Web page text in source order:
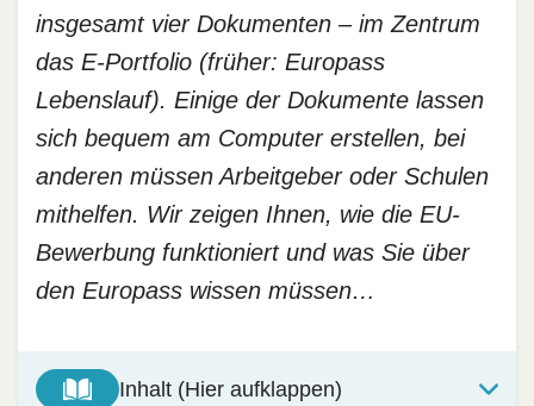
insgesamt vier Dokumenten – im Zentrum
das E-Portfolio (früher: Europass
Lebenslauf). Einige der Dokumente lassen
sich bequem am Computer erstellen, bei
anderen müssen Arbeitgeber oder Schulen
mithelfen. Wir zeigen Ihnen, wie die EU-
Bewerbung funktioniert und was Sie über
den Europass wissen müssen…
Inhalt (Hier aufklappen)